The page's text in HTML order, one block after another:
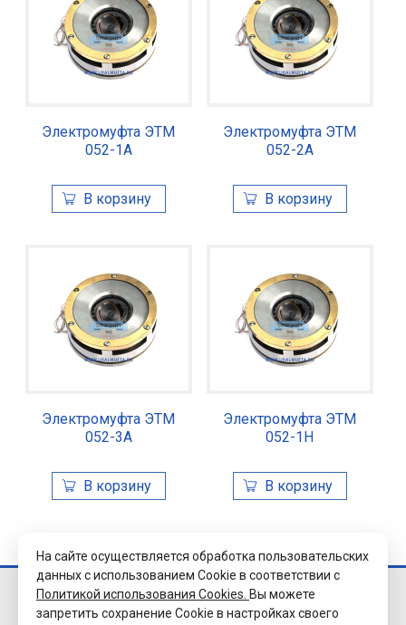
Электромуфта ЭТМ
052-1А
Электромуфта ЭТМ
052-2А
Электромуфта ЭТМ
052-3А
Электромуфта ЭТМ
052-1Н
© 2026 Завод
«Уралэлектромуфта»
На сайте осуществляется обработка пользовательских
данных с использованием Cookie в соответствии с
Политикой использования Cookies. Вы можете
запретить сохранение Cookie в настройках своего